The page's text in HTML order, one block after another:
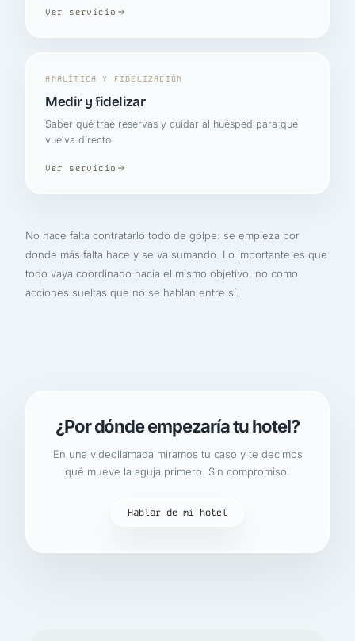
Ver servicio
ANALÍTICA Y FIDELIZACIÓN
Medir y fidelizar
Saber qué trae reservas y cuidar al huésped para que
vuelva directo.
Ver servicio
No hace falta contratarlo todo de golpe: se empieza por
donde más falta hace y se va sumando. Lo importante es que
todo vaya coordinado hacia el mismo objetivo, no como
acciones sueltas que no se hablan entre sí.
¿Por dónde empezaría tu hotel?
En una videollamada miramos tu caso y te decimos
qué mueve la aguja primero. Sin compromiso.
Hablar de mi hotel